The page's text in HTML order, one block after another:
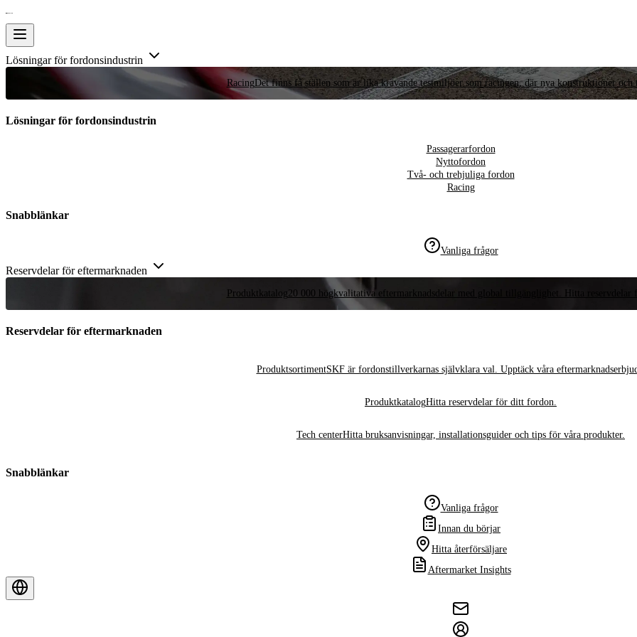
Lösningar för fordonsindustrin
RacingDet finns få ställen som är lika krävande testmiljöer som racingen, där nya konstruktioner och
Lösningar för fordonsindustrin
Passagerarfordon
Nyttofordon
Två- och trehjuliga fordon
Racing
Snabblänkar
Vanliga frågor
Reservdelar för eftermarknaden
Produktkatalog20 000 högkvalitativa eftermarknadsdelar med global tillgänglighet. Hitta reservdelar
Reservdelar för eftermarknaden
ProduktsortimentSKF är fordonstillverkarnas självklara val. Upptäck våra
ProduktkatalogHitta reservdelar för ditt fordon.
Tech centerHitta bruksanvisningar, installationsguider och tips för våra produkter.
Snabblänkar
Vanliga frågor
Innan du börjar
Hitta återförsäljare
Aftermarket Insights